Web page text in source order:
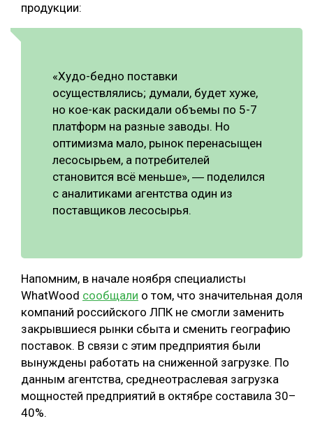
БЕЗОПАСНОЕ ПРОИЗВОДСТВО
СОРТИРОВКА ДРЕВЕСИНЫ
МЕБЕЛЬНОЕ ПРОИЗВОДСТВО
продукции:
«Худо-бедно поставки
осуществлялись; думали, будет хуже,
но кое-как раскидали объемы по 5-7
платформ на разные заводы. Но
оптимизма мало, рынок перенасыщен
лесосырьем, а потребителей
становится всё меньше», ― поделился
с аналитиками агентства один из
поставщиков лесосырья.
Напомним, в начале ноября специалисты
WhatWood сообщали о том, что значительная доля
компаний российского ЛПК не смогли заменить
закрывшиеся рынки сбыта и сменить географию
поставок. В связи с этим предприятия были
вынуждены работать на сниженной загрузке. По
данным агентства, среднеотраслевая загрузка
мощностей предприятий в октябре составила 30–
40%.